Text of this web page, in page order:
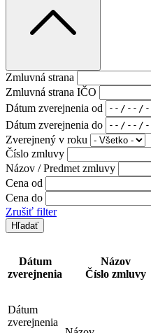
Zmluvná strana
Zmluvná strana IČO
Dátum zverejnenia od
Dátum zverejnenia do
Zverejnený v roku
Číslo zmluvy
Názov / Predmet zmluvy
Cena od
Cena do
Zrušiť filter
Dátum
zverejnenia
Názov
Číslo zmluvy
Dátum
zverejnenia